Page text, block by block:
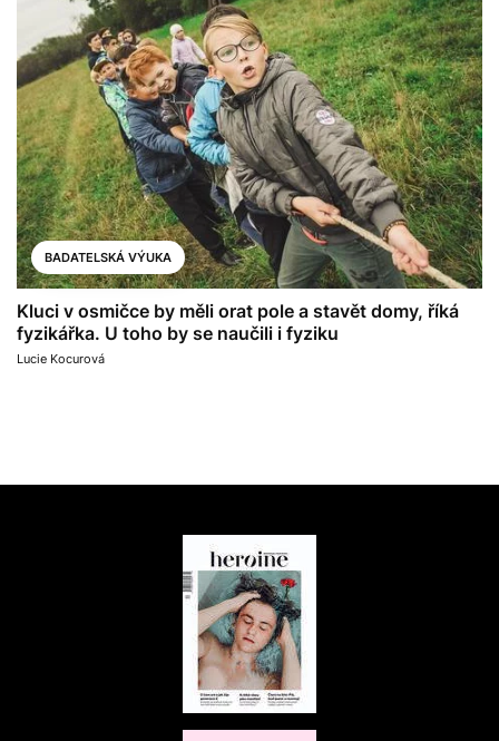
BADATELSKÁ VÝUKA
Kluci v osmičce by měli orat pole a stavět domy, říká
fyzikářka. U toho by se naučili i fyziku
Lucie Kocurová